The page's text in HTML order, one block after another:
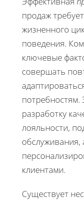
продаж
жизненного
поведения.
ключевые
совершать
потребностям.
разработку
лояльности,
обслуживания,
клиентами.
Существует